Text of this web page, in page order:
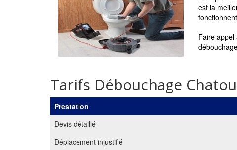
est la
Faire appel
Tarifs Débouchage Chatou
Prestation
Devis détaillé
Déplacement injustifié